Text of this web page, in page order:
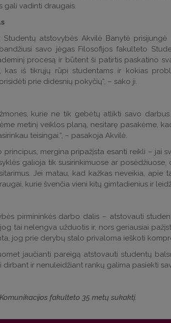
gali vadinti draugais.
Studentų atstovybės Akvilė Banytė
savo jėgas Filosofijos fakulteto
procesą ir būtent ši patirtis paskatino
kas iš tikrųjų rūpi studentams ir kokias
prie didesnių pokyčių“, – sako ji.
kurie ne tik gebėtų atlikti savo
metinį veiklos planą, nesitarę pasakėme,
teisingai.“, – pasakoja Akvilė.
mergina pripažįsta esanti reikli – jai
galioja tik susirinkimuose ar
Jei matau, kad kažkas neveikia,
kurie švenčia vieni kitų gimtadienius ir
pirmininkės darbo dalis – atstovauti
tai nelengva užduotis ir, nors geriausiai
jog prie derybų stalo privaloma ieškoti
jaučianti pareigą atstovauti studentų
dirbant ir nenuleidžiant rankų galima pasiekti
fakulteto 35 metų sukaktį.